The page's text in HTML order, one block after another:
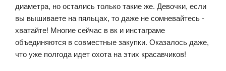
диаметра, но остались только такие же. Девочки, если
вы вышиваете на пяльцах, то даже не сомневайтесь -
хватайте! Многие сейчас в вк и инстаграме
объединяются в совместные закупки. Оказалось даже,
что уже полгода идет охота на этих красавчиков!